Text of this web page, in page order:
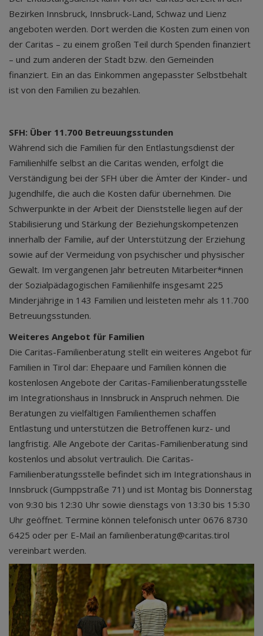
Bezirken Innsbruck, Innsbruck-Land, Schwaz und Lienz
angeboten werden. Dort werden die Kosten zum einen von
der Caritas – zu einem großen Teil durch Spenden finanziert
– und zum anderen der Stadt bzw. den Gemeinden
finanziert. Ein an das Einkommen angepasster Selbstbehalt
ist von den Familien zu bezahlen.
SFH: Über 11.700 Betreuungsstunden
Während sich die Familien für den Entlastungsdienst der
Familienhilfe selbst an die Caritas wenden, erfolgt die
Verständigung bei der SFH über die Ämter der Kinder- und
Jugendhilfe, die auch die Kosten dafür übernehmen. Die
Schwerpunkte in der Arbeit der Dienststelle liegen auf der
Stabilisierung und Stärkung der Beziehungskompetenzen
innerhalb der Familie, auf der Unterstützung der Erziehung
sowie auf der Vermeidung von psychischer und physischer
Gewalt. Im vergangenen Jahr betreuten Mitarbeiter*innen
der Sozialpädagogischen Familienhilfe insgesamt 225
Minderjährige in 143 Familien und leisteten mehr als 11.700
Betreuungsstunden.
Weiteres Angebot für Familien
Die Caritas-Familienberatung stellt ein weiteres Angebot für
Familien in Tirol dar: Ehepaare und Familien können die
kostenlosen Angebote der Caritas-Familienberatungsstelle
im Integrationshaus in Innsbruck in Anspruch nehmen. Die
Beratungen zu vielfältigen Familienthemen schaffen
Entlastung und unterstützen die Betroffenen kurz- und
langfristig. Alle Angebote der Caritas-Familienberatung sind
kostenlos und absolut vertraulich. Die Caritas-
Familienberatungsstelle befindet sich im Integrationshaus in
Innsbruck (Gumppstraße 71) und ist Montag bis Donnerstag
von 9:30 bis 12:30 Uhr sowie dienstags von 13:30 bis 15:30
Uhr geöffnet. Termine können telefonisch unter 0676 8730
6425 oder per E-Mail an familienberatung@caritas.tirol
vereinbart werden.